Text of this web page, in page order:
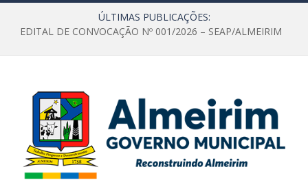
ÚLTIMAS PUBLICAÇÕES:
EDITAL DE CONVOCAÇÃO Nº 001/2026 – SEAP/ALMEIRIM